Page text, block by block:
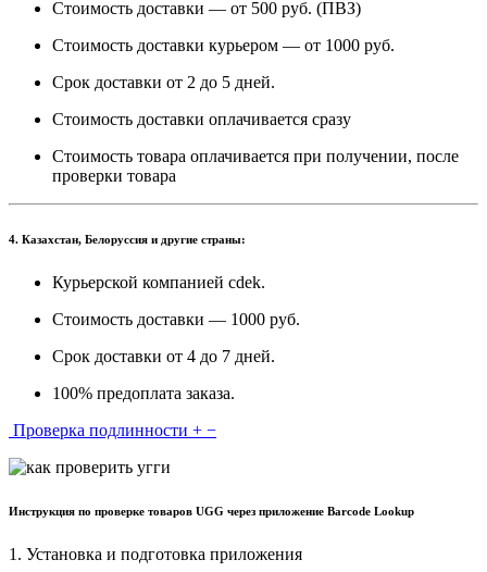
Стоимость доставки — от 500 руб. (ПВЗ)
Стоимость доставки курьером — от 1000 руб.
Срок доставки от 2 до 5 дней.
Стоимость доставки оплачивается сразу
Стоимость товара оплачивается при получении, после
проверки товара
4. Казахстан, Белоруссия и другие страны:
Курьерской компанией cdek.
Стоимость доставки — 1000 руб.
Срок доставки от 4 до 7 дней.
100% предоплата заказа.
Проверка подлинности + −
Инструкция по проверке товаров UGG через приложение Barcode Lookup
1. Установка и подготовка приложения